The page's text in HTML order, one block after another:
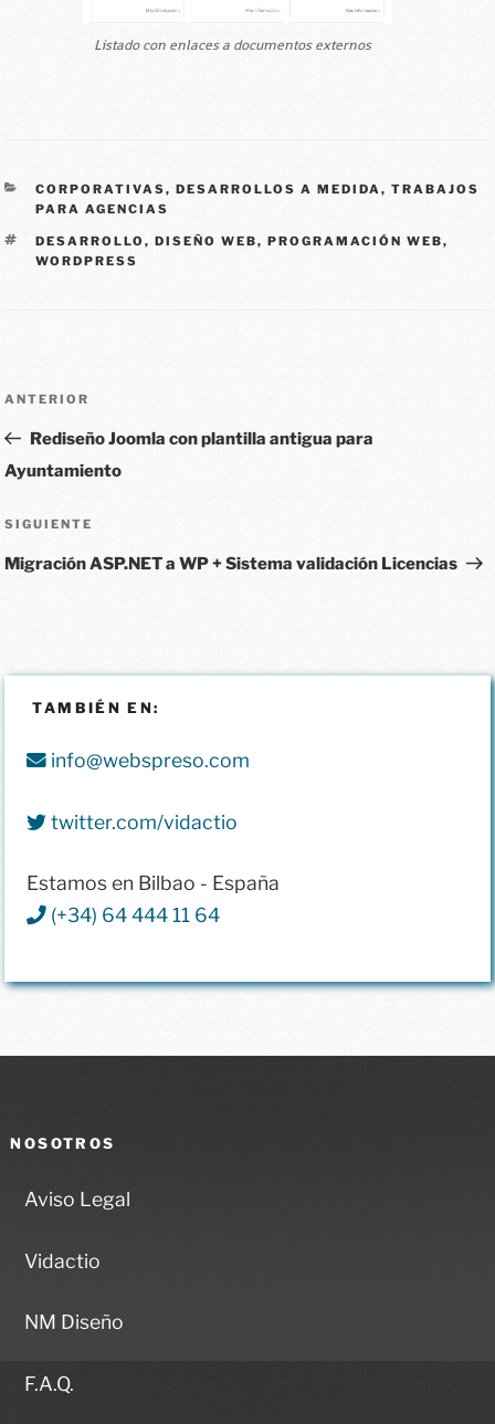
Listado con enlaces a documentos externos
CORPORATIVAS, DESARROLLOS A MEDIDA, TRABAJOS
PARA AGENCIAS
DESARROLLO, DISEÑO WEB, PROGRAMACIÓN WEB,
WORDPRESS
ANTERIOR
Rediseño Joomla con plantilla antigua para
Ayuntamiento
SIGUIENTE
Migración ASP.NET a WP + Sistema validación Licencias
TAMBIÉN EN:
info@webspreso.com
twitter.com/vidactio
Estamos en Bilbao - España
(+34) 64 444 11 64
NOSOTROS
Aviso Legal
Vidactio
NM Diseño
F.A.Q.